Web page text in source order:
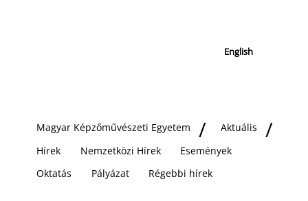
English
Magyar Képzőművészeti Egyetem
Aktuális
Hírek
Nemzetközi Hírek
Események
Oktatás
Pályázat Régebbi hírek